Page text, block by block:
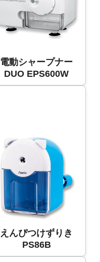
電動シャープナー
DUO EPS600W
えんぴつけずりき
PS86B